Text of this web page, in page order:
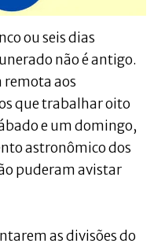
ou seis dias
não é antigo.
remota aos
que trabalhar oito
e um domingo,
astronômico dos
puderam avistar
as divisões do